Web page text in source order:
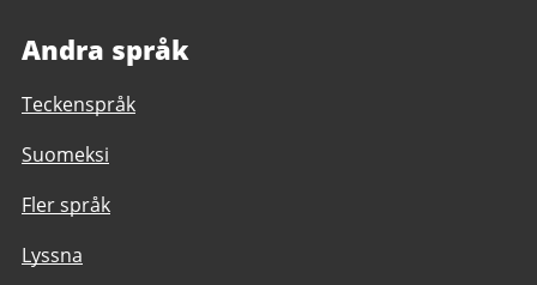
Andra språk
Teckenspråk
Suomeksi
Fler språk
Lyssna